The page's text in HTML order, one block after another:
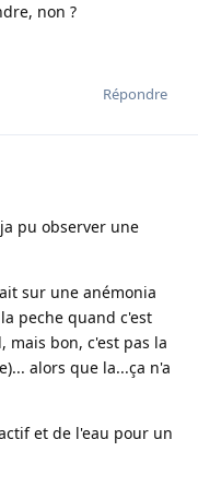
non ?
Répondre
pu observer une
sur une anémonia
peche quand c'est
mais bon, c'est pas la
alors que la...ça n'a
et de l'eau pour un